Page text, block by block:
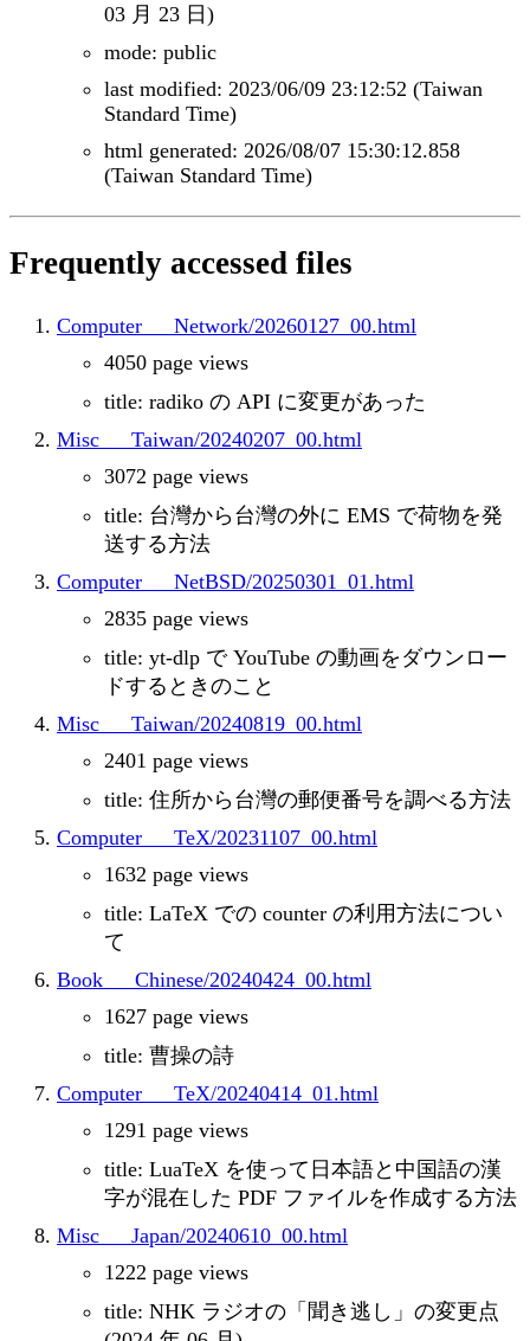
03 月 23 日)
mode: public
last modified: 2023/06/09 23:12:52 (Taiwan
Standard Time)
html generated: 2026/08/07 15:30:12.858
(Taiwan Standard Time)
Frequently accessed files
Computer___Network/20260127_00.html
4050 page views
title: radiko の API に変更があった
Misc___Taiwan/20240207_00.html
3072 page views
title: 台灣から台灣の外に EMS で荷物を発
送する方法
Computer___NetBSD/20250301_01.html
2835 page views
title: yt-dlp で YouTube の動画をダウンロー
ドするときのこと
Misc___Taiwan/20240819_00.html
2401 page views
title: 住所から台灣の郵便番号を調べる方法
Computer___TeX/20231107_00.html
1632 page views
title: LaTeX での counter の利用方法につい
て
Book___Chinese/20240424_00.html
1627 page views
title: 曹操の詩
Computer___TeX/20240414_01.html
1291 page views
title: LuaTeX を使って日本語と中国語の漢
字が混在した PDF ファイルを作成する方法
Misc___Japan/20240610_00.html
1222 page views
title: NHK ラジオの「聞き逃し」の変更点